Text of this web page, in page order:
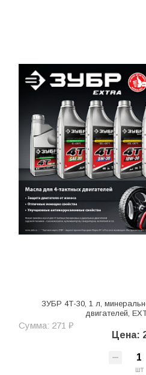
ЗУБР 4Т-30, 1 л,
двигателей,
Сумма: 271 ₽
Цена:
шт